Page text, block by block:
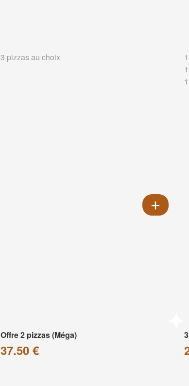
3 pizzas au choix
Offre 2 pizzas (Méga)
37.50 €